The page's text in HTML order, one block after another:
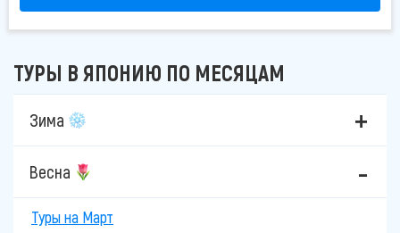
ТУРЫ В ЯПОНИЮ ПО МЕСЯЦАМ
Зима
Весна
Туры на Март